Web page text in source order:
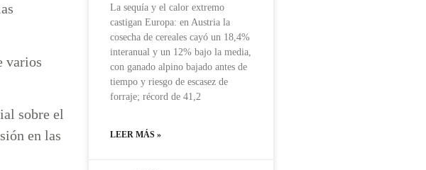
varios
sobre el
en las
La sequía y el calor extremo
castigan Europa: en Austria la
cosecha de cereales cayó un 18,4%
interanual y un 12% bajo la media,
con ganado alpino bajado antes de
tiempo y riesgo de escasez de
forraje; récord de 41,2
LEER MÁS »